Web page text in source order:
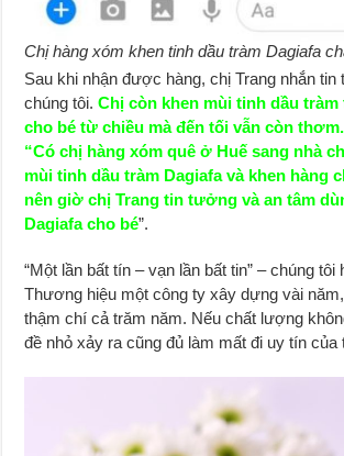
Chị hàng xóm khen tinh dầu tràm Dagiafa
Sau khi nhận được hàng, chị Trang nhắn tin
chúng tôi.Chị còn khen mùi tinh dầu
cho bé từ chiều mà đến tối vẫn còn
“Có chị hàng xóm quê ở Huế sang nhà
mùi tinh dầu tràm Dagiafa và khen hàng
nên giờ chị Trang tin tưởng và an tâm
Dagiafa cho bé”.
“Một lần bất tín – vạn lần bất tin” – chúng tôi
Thương hiệu một công ty xây dựng vài
thậm chí cả trăm năm. Nếu chất lượng
đề nhỏ xảy ra cũng đủ làm mất đi uy tín của